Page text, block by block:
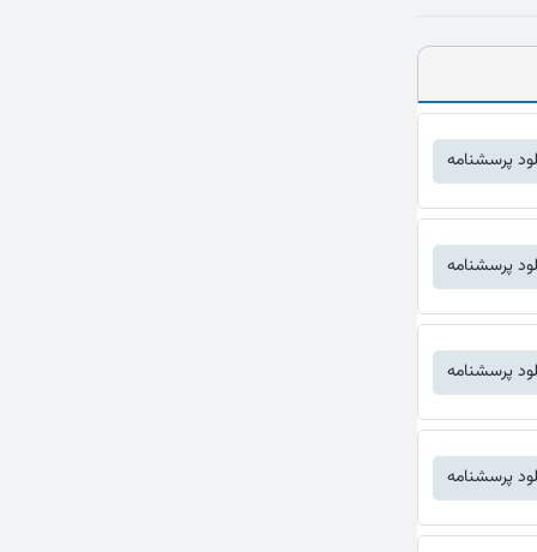
پرسشنامه
پرسشنامه
پرسشنامه
پرسشنامه